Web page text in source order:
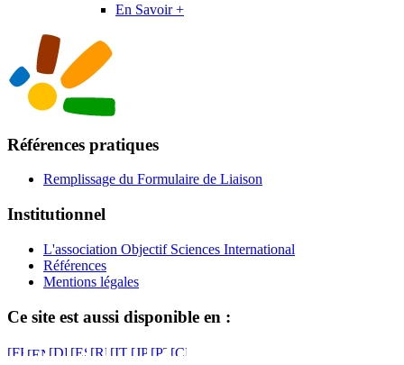
En Savoir +
Références pratiques
Remplissage du Formulaire de Liaison
Institutionnel
L'association Objectif Sciences International
Références
Mentions légales
Ce site est aussi disponible en :